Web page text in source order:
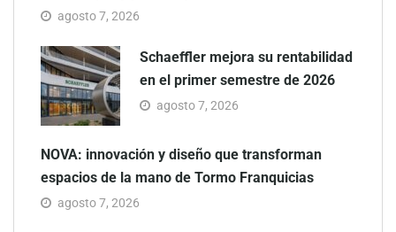
agosto 7, 2026
Schaeffler mejora su rentabilidad
en el primer semestre de 2026
agosto 7, 2026
NOVA: innovación y diseño que transforman
espacios de la mano de Tormo Franquicias
agosto 7, 2026